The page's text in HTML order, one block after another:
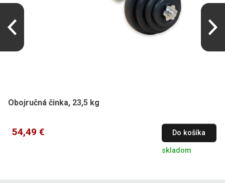
Obojručná činka, 23,5 kg
54,49 € Do košíka
skladom